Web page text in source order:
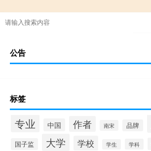
公告
标签
专业 中国 作者 南宋 品牌
国子监 大学 学校 学生 学科